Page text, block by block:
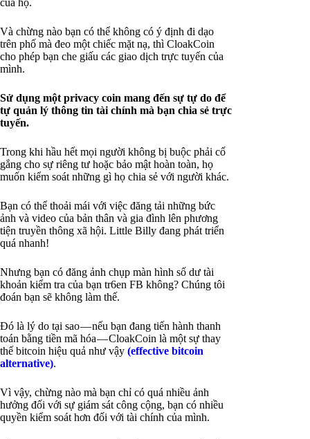
của họ.
Và chừng nào bạn có thể không có ý định đi dạo
trên phố mà đeo một chiếc mặt nạ, thì CloakCoin
cho phép bạn che giấu các giao dịch trực tuyến của
mình.
Sử dụng một privacy coin mang đến sự tự do để
tự quản lý thông tin tài chính mà bạn chia sẻ trực
tuyến.
Trong khi hầu hết mọi người không bị buộc phải cố
gắng cho sự riêng tư hoặc bảo mật hoàn toàn, họ
muốn kiểm soát những gì họ chia sẻ với người khác.
Bạn có thể thoải mái với việc đăng tải những bức
ảnh và video của bản thân và gia đình lên phương
tiện truyền thông xã hội. Little Billy đang phát triển
quá nhanh!
Nhưng bạn có đăng ảnh chụp màn hình số dư tài
khoản kiểm tra của bạn tr6en FB không? Chúng tôi
đoán bạn sẽ không làm thế.
Đó là lý do tại sao — nếu bạn đang tiến hành thanh
toán bằng tiền mã hóa — CloakCoin là một sự thay
thế bitcoin hiệu quả như vậy (effective bitcoin
alternative).
Vì vậy, chừng nào mà bạn chỉ có quá nhiều ảnh
hưởng đối với sự giám sát công cộng, bạn có nhiều
quyền kiểm soát hơn đối với tài chính của mình.